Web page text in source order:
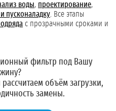
воды, проектирование,
пусконаладку . Все этапы
с прозрачными сроками и
фильтр под Вашу
объём загрузки,
замены.